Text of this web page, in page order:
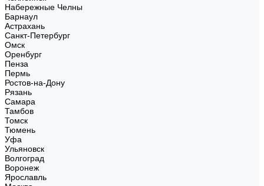
Набережные Челны
Барнаул
Астрахань
Санкт-Петербург
Омск
Оренбург
Пенза
Пермь
Ростов-на-Дону
Рязань
Самара
Тамбов
Томск
Тюмень
Уфа
Ульяновск
Волгоград
Воронеж
Ярославль